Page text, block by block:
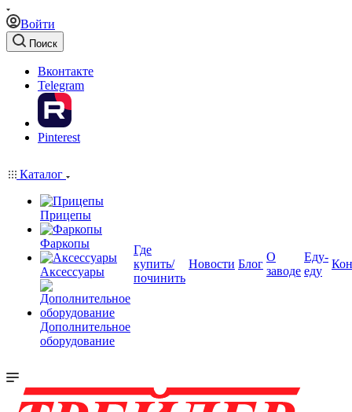
Войти
Поиск
Вконтакте
Telegram
Pinterest
Каталог
Прицепы
Фаркопы
Аксессуары
Дополнительное
оборудование
Где
купить/
починить
Новости Блог
О
заводе
Еду-
еду